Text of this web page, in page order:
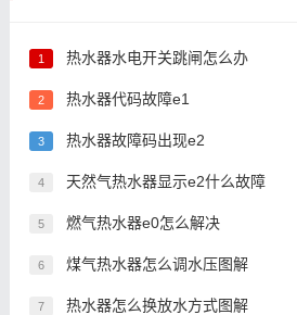
1 热水器水电开关跳闸怎么办
2 热水器代码故障e1
3 热水器故障码出现e2
4 天然气热水器显示e2什么故障
5 燃气热水器e0怎么解决
6 煤气热水器怎么调水压图解
7 热水器怎么换放水方式图解